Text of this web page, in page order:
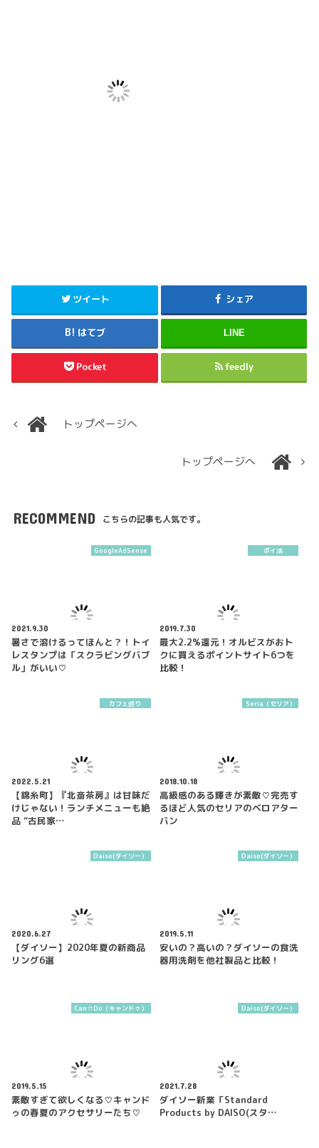
ツイート シェア
はてブ LINE
Pocket feedly
トップページへ
トップページへ
RECOMMEND こちらの記事も人気です。
GoogleAdSense
2021.9.30
暑さで溶けるってほんと？！トイ
レスタンプは「スクラビングバブ
ル」がいい♡
ポイ活
2019.7.30
最大2.2%還元！オルビスがおト
クに買えるポイントサイト6つを
比較！
カフェ巡り
2022.5.21
【錦糸町】『北斎茶房』は甘味だ
けじゃない！ランチメニューも絶
品 “古民家…
Seria（セリア）
2018.10.18
高級感のある輝きが素敵♡完売す
るほど人気のセリアのベロアター
バン
Daiso(ダイソー）
2020.6.27
【ダイソー】2020年夏の新商品
リング6選
Daiso(ダイソー）
2019.5.11
安いの？高いの？ダイソーの食洗
器用洗剤を他社製品と比較！
Can☆Do（キャンドゥ）
2019.5.15
素敵すぎて欲しくなる♡キャンド
ゥの春夏のアクセサリーたち♡
Daiso(ダイソー）
2021.7.28
ダイソー新業「Standard
Products by DAISO(スタ…